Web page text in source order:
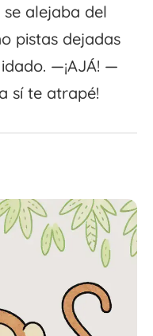
alejaba del
pistas dejadas
—¡AJÁ! —
sí te atrapé!